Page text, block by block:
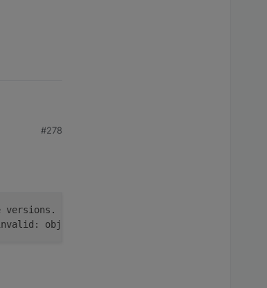
#278
versions. Please report this
obj.common.